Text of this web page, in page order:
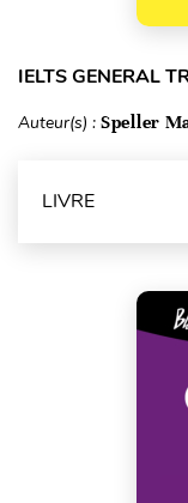
IELTS GENERAL
Auteur(s) : Speller
LIVRE